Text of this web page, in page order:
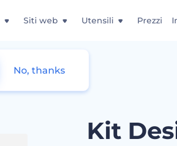
Siti web Utensili Prezzi
Kit
No, thanks